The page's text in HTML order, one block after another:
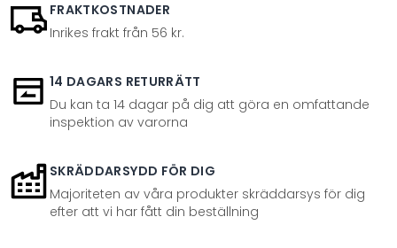
FRAKTKOSTNADER
Inrikes frakt från 56 kr.
14 DAGARS RETURRÄTT
Du kan ta 14 dagar på dig att göra en omfattande
inspektion av varorna
SKRÄDDARSYDD FÖR DIG
Majoriteten av våra produkter skräddarsys för dig
efter att vi har fått din beställning